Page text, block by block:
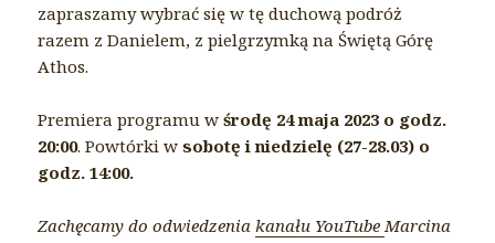
zapraszamy wybrać się w tę duchową podróż
razem z Danielem, z pielgrzymką na Świętą Górę
Athos.
Premiera programu w środę 24 maja 2023 o godz.
20:00. Powtórki wsobotę i niedzielę (27-28.03) o
godz. 14:00.
Zachęcamy do odwiedzeniakanału YouTubeMarcina